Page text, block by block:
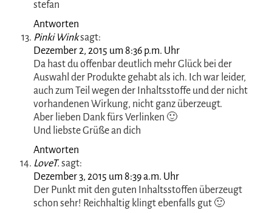
Die Produkte gefallen mir sehr, und ich weiß, du verlost
nur Sachen, die dir auch gefallen. Dennoch möchte ich
mich beim Gewinnspiel enthalten.
Gerne geteilt!
LG, Alex.
Antworten
stefan doblingersagt:
Dezember 1, 2015 um 12:01 p.m. Uhr
Hallo ich bin der Stefan doblinger und meine Frau darf
sich da freuen
eine schöne Zeit
stefan
Antworten
Pinki Wink
sagt: